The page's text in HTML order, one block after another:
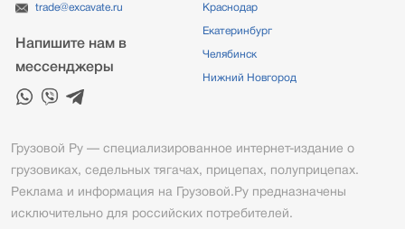
trade@excavate.ru
Напишите нам в
мессенджеры
Краснодар
Екатеринбург
Челябинск
Нижний Новгород
Грузовой Ру — специализированное интернет-издание о
грузовиках, седельных тягачах, прицепах, полуприцепах.
Реклама и информация на Грузовой.Ру предназначены
исключительно для российских потребителей.